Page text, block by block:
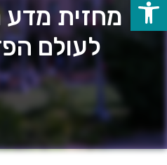
פתח
סרגל
מחזית
לעולם